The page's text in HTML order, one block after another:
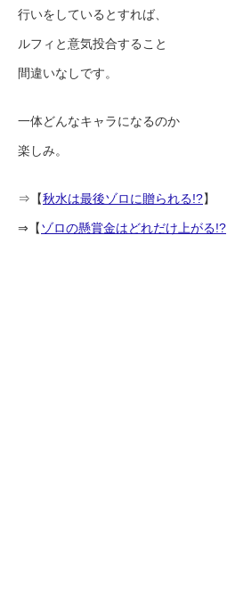
行いをしているとすれば、
ルフィと意気投合すること
間違いなしです。
一体どんなキャラになるのか
楽しみ。
⇒【秋水は最後ゾロに贈られる!?】
⇒【ゾロの懸賞金はどれだけ上がる!?